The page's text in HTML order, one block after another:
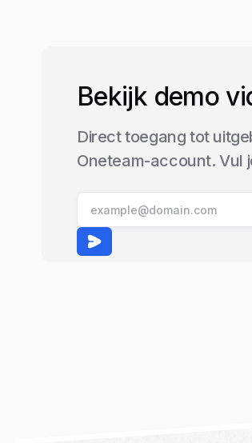
Bekijk demo
Direct toegang tot
Oneteam-account. Vul